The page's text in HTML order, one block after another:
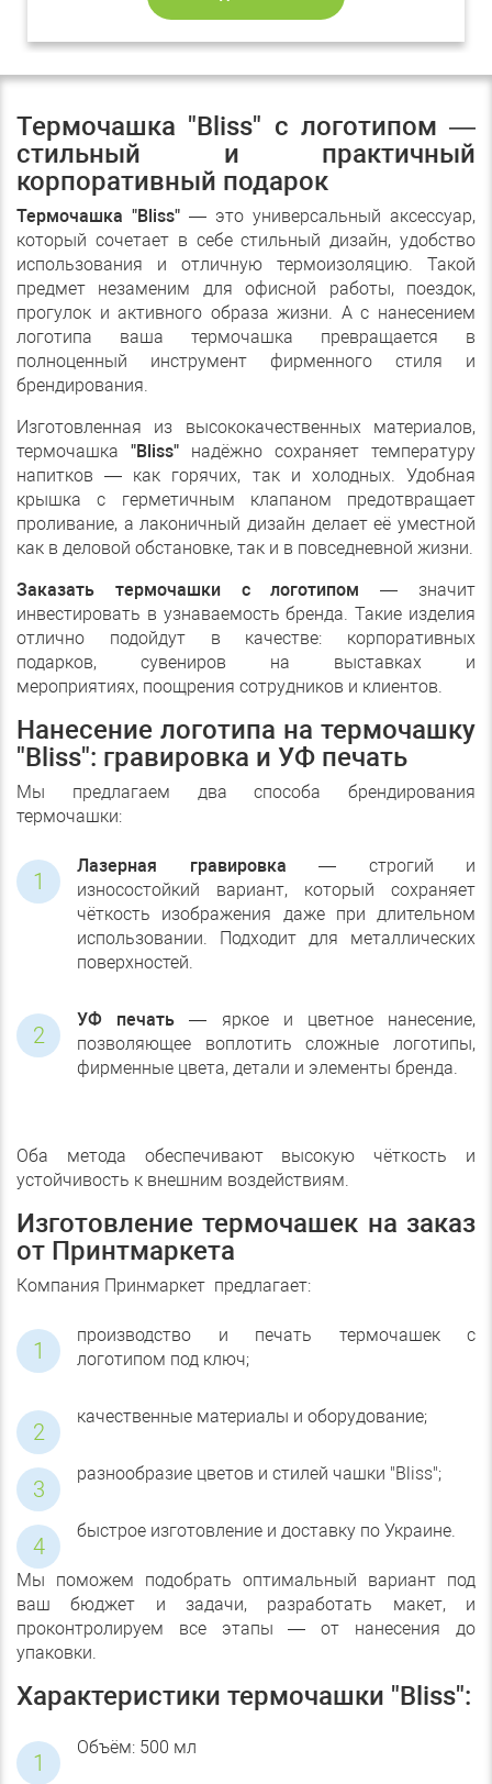
Термочашка "Bliss" с логотипом —
стильный и практичный
корпоративный подарок
Термочашка "Bliss" — это универсальный аксессуар,
который сочетает в себе стильный дизайн, удобство
использования и отличную термоизоляцию. Такой
предмет незаменим для офисной работы, поездок,
прогулок и активного образа жизни. А с нанесением
логотипа ваша термочашка превращается в
полноценный инструмент фирменного стиля и
брендирования.
Изготовленная из высококачественных материалов,
термочашка "Bliss" надёжно сохраняет температуру
напитков — как горячих, так и холодных. Удобная
крышка с герметичным клапаном предотвращает
проливание, а лаконичный дизайн делает её уместной
как в деловой обстановке, так и в повседневной жизни.
Заказать термочашки с логотипом — значит
инвестировать в узнаваемость бренда. Такие изделия
отлично подойдут в качестве: корпоративных
подарков, сувениров на выставках и
мероприятиях, поощрения сотрудников и клиентов.
Нанесение логотипа на термочашку
"Bliss": гравировка и УФ печать
Мы предлагаем два способа брендирования
термочашки:
Лазерная гравировка — строгий и
износостойкий вариант, который сохраняет
чёткость изображения даже при длительном
использовании. Подходит для металлических
поверхностей.
УФ печать — яркое и цветное нанесение,
позволяющее воплотить сложные логотипы,
фирменные цвета, детали и элементы бренда.
Оба метода обеспечивают высокую чёткость и
устойчивость к внешним воздействиям.
Изготовление термочашек на заказ
от Принтмаркета
Компания Принмаркет предлагает:
производство и печать термочашек с
логотипом под ключ;
качественные материалы и оборудование;
разнообразие цветов и стилей чашки "Bliss";
быстрое изготовление и доставку по Украине.
Мы поможем подобрать оптимальный вариант под
ваш бюджет и задачи, разработать макет, и
проконтролируем все этапы — от нанесения до
упаковки.
Характеристики термочашки "Bliss":
Объём: 500 мл